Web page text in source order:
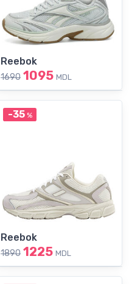
Reebok
1690 1095 MDL
-35%
Reebok
1890 1225 MDL